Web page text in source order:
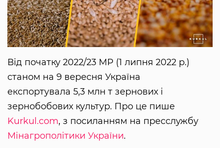
Від початку 2022/23 МР (1 липня 2022 р.)
станом на 9 вересня Україна
експортувала 5,3 млн т зернових і
зернобобових культур. Про це пише
Kurkul.com, з посиланням на пресслужбу
Мінагрополітики України.